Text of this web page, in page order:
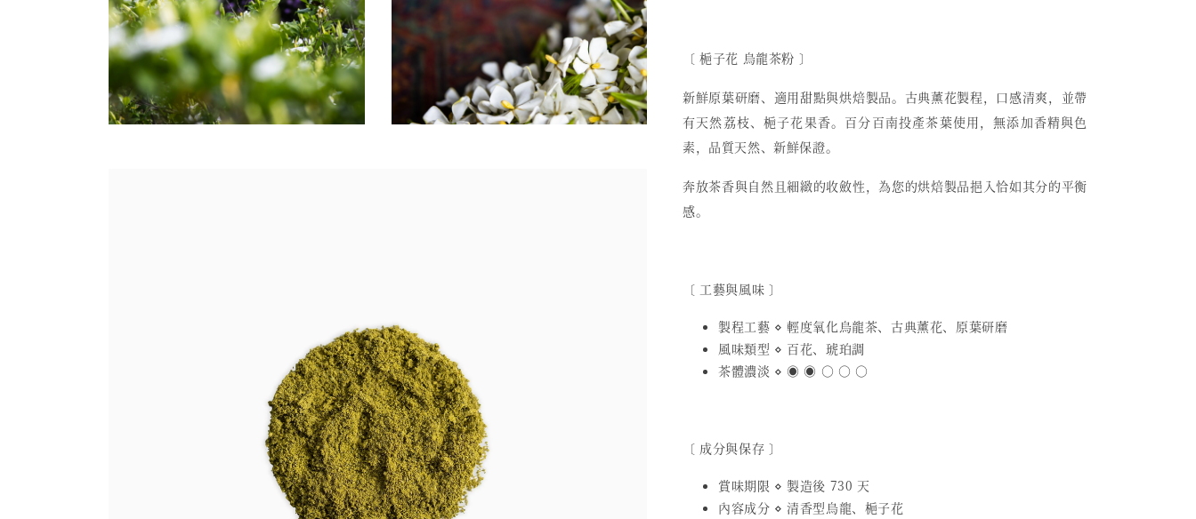
〔 梔子花 烏龍茶粉 〕
新鮮原葉研磨、適用甜點與烘焙製品。古典薰花製程，口感清爽，並帶
有天然荔枝、梔子花果香。百分百南投產茶葉使用，無添加香精與色
素，品質天然、新鮮保證。
奔放茶香與自然且細緻的收斂性，為您的烘焙製品挹入恰如其分的平衡
感。
〔 工藝與風味 〕
製程工藝 ⋄ 輕度氧化烏龍茶、古典薰花、原葉研磨
風味類型 ⋄ 百花、琥珀調
茶體濃淡 ⋄ ◉ ◉ ○ ○ ○
〔 成分與保存 〕
賞味期限 ⋄ 製造後 730 天
內容成分 ⋄ 清香型烏龍、梔子花